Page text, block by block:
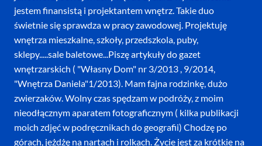
jestem finansistą i projektantem wnętrz. Takie duo
świetnie się sprawdza w pracy zawodowej. Projektuję
wnętrza mieszkalne, szkoły, przedszkola, puby,
sklepy.....sale baletowe...Piszę artykuły do gazet
wnętrzarskich ( "Własny Dom" nr 3/2013 , 9/2014,
"Wnętrza Daniela"1/2013). Mam fajna rodzinkę, dużo
zwierzaków. Wolny czas spędzam w podróży, z moim
nieodłącznym aparatem fotograficznym ( kilka publikacji
moich zdjęć w podręcznikach do geografii) Chodzę po
górach, jeżdżę na nartach i rolkach. Życie jest za krótkie na